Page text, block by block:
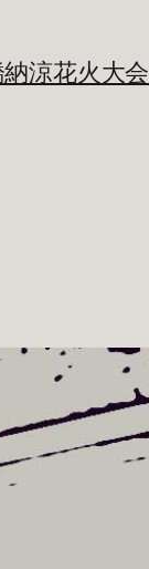
涼花火大会